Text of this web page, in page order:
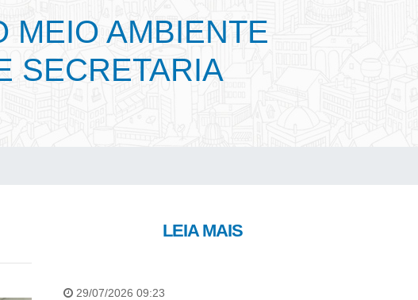
MEIO AMBIENTE
SECRETARIA
LEIA MAIS
29/07/2026 09:23